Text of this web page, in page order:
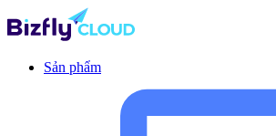
Sản phẩm